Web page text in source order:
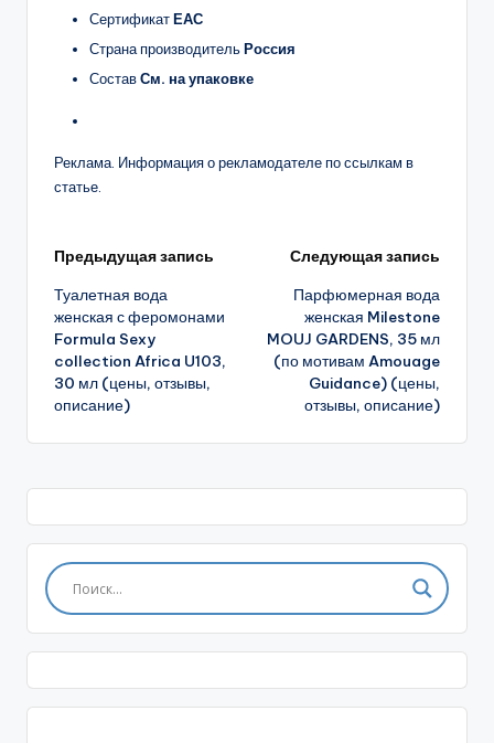
СертификатЕАС
Страна производительРоссия
СоставСм. на упаковке
Реклама. Информация о рекламодателе по ссылкам в
статье.
Навигация
записи
Предыдущая запись
Туалетная вода
женская с феромонами
Formula Sexy
collection Africa U103,
30 мл (цены, отзывы,
описание)
Следующая запись
Парфюмерная вода
женская Milestone
MOUJ GARDENS, 35 мл
(по мотивам Amouage
Guidance) (цены,
отзывы, описание)